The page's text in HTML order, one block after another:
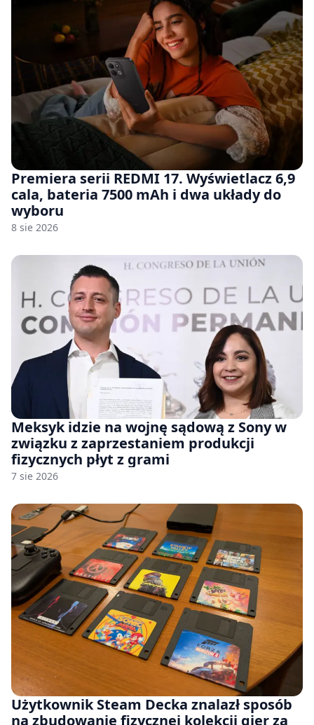
Premiera serii REDMI 17. Wyświetlacz 6,9
cala, bateria 7500 mAh i dwa układy do
wyboru
8 sie 2026
Meksyk idzie na wojnę sądową z Sony w
związku z zaprzestaniem produkcji
fizycznych płyt z grami
7 sie 2026
Użytkownik Steam Decka znalazł sposób
na zbudowanie fizycznej kolekcji gier za